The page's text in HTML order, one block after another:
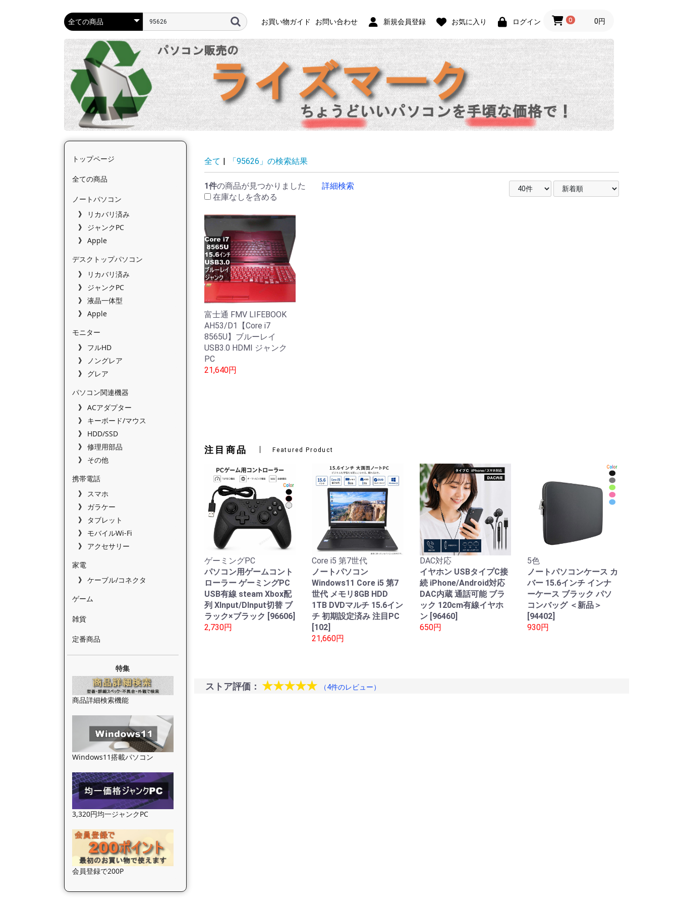
お買い物ガイド お問い合わせ 新規会員登録 お気に入り ログイン 0 0円
トップページ
全ての商品
ノートパソコン
リカバリ済み
ジャンクPC
Apple
デスクトップパソコン
リカバリ済み
ジャンクPC
液晶一体型
Apple
モニター
フルHD
ノングレア
グレア
パソコン関連機器
ACアダプター
キーボード/マウス
HDD/SSD
修理用部品
その他
携帯電話
スマホ
ガラケー
タブレット
モバイルWi-Fi
アクセサリー
家電
ケーブル/コネクタ
ゲーム
雑貨
定番商品
特集
商品詳細検索機能
Windows11搭載パソコン
3,320円均一ジャンクPC
会員登録で200P
全て | 「95626」の検索結果
1件の商品が見つかりました
詳細検索
在庫なしを含める
富士通 FMV LIFEBOOK
AH53/D1【Core i7
8565U】ブルーレイ
USB3.0 HDMI ジャンク
PC
21,640円
注目商品 Featured Product
ゲーミングPC
パソコン用ゲームコント
ローラー ゲーミングPC
USB有線 steam Xbox配
列 XInput/DInput切替 ブ
ラック×ブラック [96606]
2,730円
Core i5 第7世代
ノートパソコン
Windows11 Core i5 第7
世代 メモリ8GB HDD
1TB DVDマルチ 15.6イン
チ 初期設定済み 注目PC
[102]
21,660円
DAC対応
イヤホン USBタイプC接
続 iPhone/Android対応
DAC内蔵 通話可能 ブラ
ック 120cm有線イヤホ
ン [96460]
650円
5色
ノートパソコンケース カ
バー 15.6インチ インナ
ーケース ブラック パソ
コンバッグ ＜新品＞
[94402]
930円
ストア評価： ★★★★★ （4件のレビュー）